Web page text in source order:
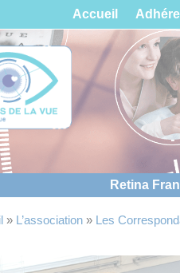
Accueil
Retina
» L’association » Les